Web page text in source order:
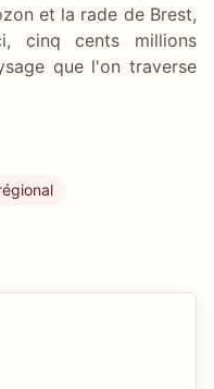
et la rade de Brest,
cinq cents millions
que l'on traverse